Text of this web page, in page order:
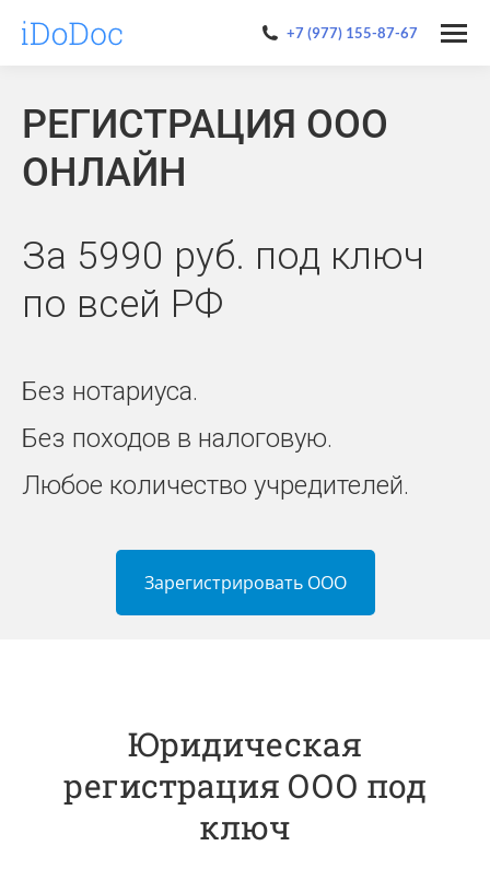
+7 (977) 155-87-67
РЕГИСТРАЦИЯ ООО
ОНЛАЙН
За 5990 руб. под ключ
по всей РФ
Без нотариуса.
Без походов в налоговую.
Любое количество учредителей.
Зарегистрировать ООО
Юридическая
регистрация ООО под
ключ